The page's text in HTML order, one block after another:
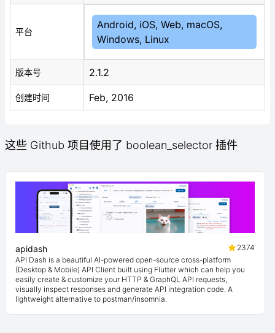
平台
Android, iOS, Web, macOS,
Windows, Linux
版本号 2.1.2
创建时间 Feb, 2016
这些 Github 项目使用了 boolean_selector 插件
apidash
2374
API Dash is a beautiful AI-powered open-source cross-platform
(Desktop & Mobile) API Client built using Flutter which can help you
easily create & customize your HTTP & GraphQL API requests,
visually inspect responses and generate API integration code. A
lightweight alternative to postman/insomnia.